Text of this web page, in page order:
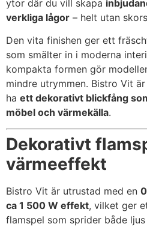
ytor där du vill skapa
verkliga lågor – helt utan
Den vita finishen ger ett
som smälter in i moderna
kompakta formen gör
mindre utrymmen. Bistro Vit
ha ett dekorativt blickfång
möbel och värmekälla.
Dekorativt
värmeeffekt
Bistro Vit är utrustad med en
ca 1 500 W effekt, vilket ger
flamspel som sprider både